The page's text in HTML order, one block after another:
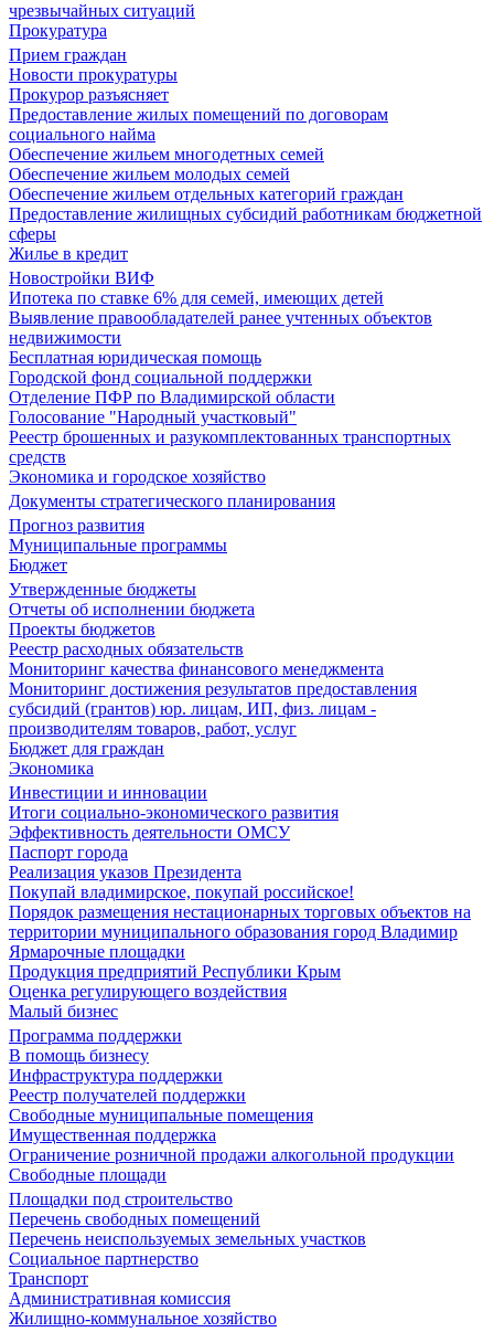
чрезвычайных ситуаций
Прокуратура
Прием граждан
Новости прокуратуры
Прокурор разъясняет
Предоставление жилых помещений по договорам
социального найма
Обеспечение жильем многодетных семей
Обеспечение жильем молодых семей
Обеспечение жильем отдельных категорий граждан
Предоставление жилищных субсидий работникам бюджетной
сферы
Жилье в кредит
Новостройки ВИФ
Ипотека по ставке 6% для семей, имеющих детей
Выявление правообладателей ранее учтенных объектов
недвижимости
Бесплатная юридическая помощь
Городской фонд социальной поддержки
Отделение ПФР по Владимирской области
Голосование "Народный участковый"
Реестр брошенных и разукомплектованных транспортных
средств
Экономика и городское хозяйство
Документы стратегического планирования
Прогноз развития
Муниципальные программы
Бюджет
Утвержденные бюджеты
Отчеты об исполнении бюджета
Проекты бюджетов
Реестр расходных обязательств
Мониторинг качества финансового менеджмента
Мониторинг достижения результатов предоставления
субсидий (грантов) юр. лицам, ИП, физ. лицам -
производителям товаров, работ, услуг
Бюджет для граждан
Экономика
Инвестиции и инновации
Итоги социально-экономического развития
Эффективность деятельности ОМСУ
Паспорт города
Реализация указов Президента
Покупай владимирское, покупай российское!
Порядок размещения нестационарных торговых объектов на
территории муниципального образования город Владимир
Ярмарочные площадки
Продукция предприятий Республики Крым
Оценка регулирующего воздействия
Малый бизнес
Программа поддержки
В помощь бизнесу
Инфраструктура поддержки
Реестр получателей поддержки
Свободные муниципальные помещения
Имущественная поддержка
Ограничение розничной продажи алкогольной продукции
Свободные площади
Площадки под строительство
Перечень свободных помещений
Перечень неиспользуемых земельных участков
Социальное партнерство
Транспорт
Административная комиссия
Жилищно-коммунальное хозяйство